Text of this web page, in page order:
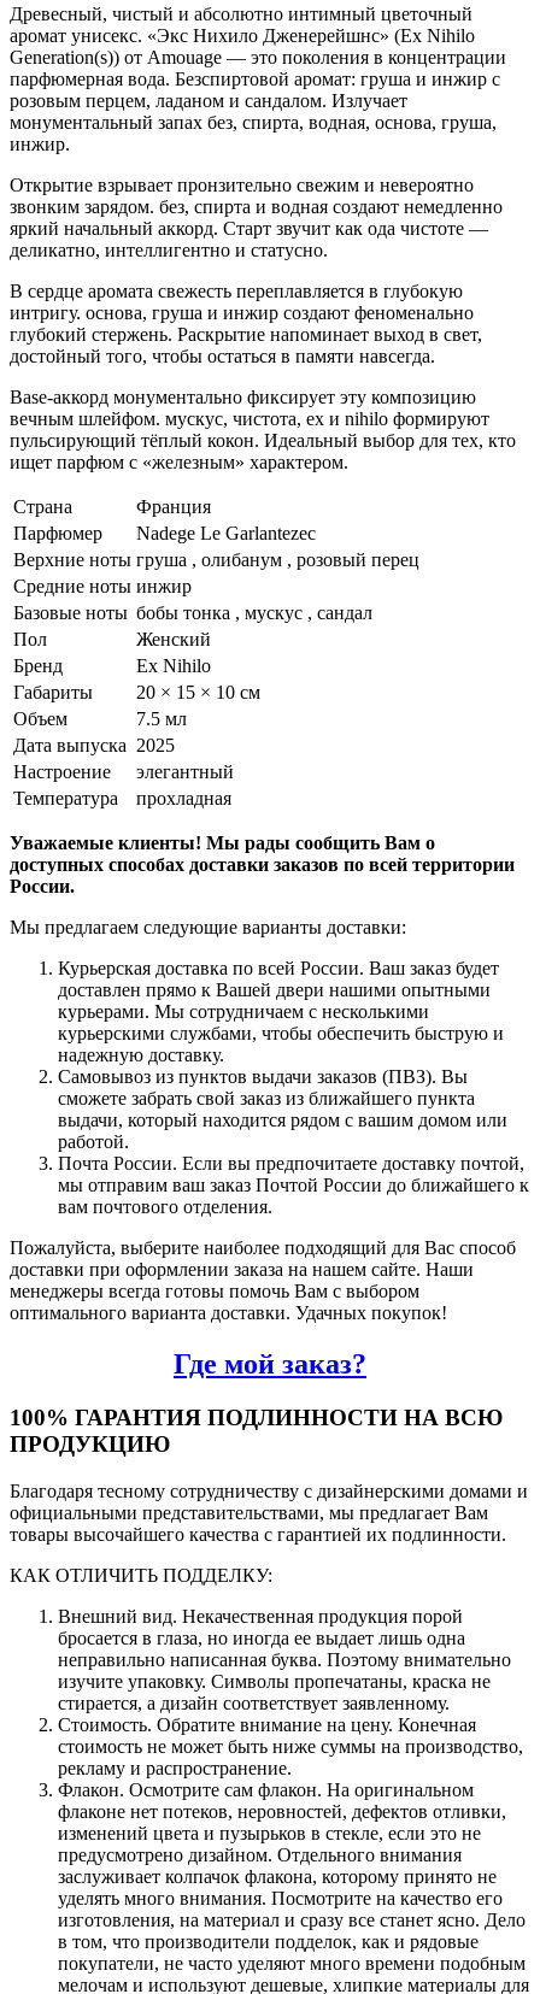
Древесный, чистый и абсолютно интимный цветочный
аромат унисекс. «Экс Нихило Дженерейшнс» (Ex Nihilo
Generation(s)) от Amouage — это поколения в концентрации
парфюмерная вода. Безспиртовой аромат: груша и инжир с
розовым перцем, ладаном и сандалом. Излучает
монументальный запах без, спирта, водная, основа, груша,
инжир.
Открытие взрывает пронзительно свежим и невероятно
звонким зарядом. без, спирта и водная создают немедленно
яркий начальный аккорд. Старт звучит как ода чистоте —
деликатно, интеллигентно и статусно.
В сердце аромата свежесть переплавляется в глубокую
интригу. основа, груша и инжир создают феноменально
глубокий стержень. Раскрытие напоминает выход в свет,
достойный того, чтобы остаться в памяти навсегда.
Base-аккорд монументально фиксирует эту композицию
вечным шлейфом. мускус, чистота, ex и nihilo формируют
пульсирующий тёплый кокон. Идеальный выбор для тех, кто
ищет парфюм с «железным» характером.
Страна
Франция
Парфюмер
Nadege Le Garlantezec
Верхние ноты груша , олибанум , розовый перец
Средние ноты инжир
Базовые ноты бобы тонка , мускус , сандал
Пол
Женский
Бренд
Ex Nihilo
Габариты
20 × 15 × 10 см
Объем
7.5 мл
Дата выпуска 2025
Настроение
элегантный
Температура
прохладная
Уважаемые клиенты! Мы рады сообщить Вам о
доступных способах доставки заказов по всей территории
России.
Мы предлагаем следующие варианты доставки:
Курьерская доставка по всей России. Ваш заказ будет
доставлен прямо к Вашей двери нашими опытными
курьерами. Мы сотрудничаем с несколькими
курьерскими службами, чтобы обеспечить быструю и
надежную доставку.
Самовывоз из пунктов выдачи заказов (ПВЗ). Вы
сможете забрать свой заказ из ближайшего пункта
выдачи, который находится рядом с вашим домом или
работой.
Почта России. Если вы предпочитаете доставку почтой,
мы отправим ваш заказ Почтой России до ближайшего к
вам почтового отделения.
Пожалуйста, выберите наиболее подходящий для Вас способ
доставки при оформлении заказа на нашем сайте. Наши
менеджеры всегда готовы помочь Вам с выбором
оптимального варианта доставки. Удачных покупок!
Где мой заказ?
100% ГАРАНТИЯ ПОДЛИННОСТИ НА ВСЮ
ПРОДУКЦИЮ
Благодаря тесному сотрудничеству с дизайнерскими домами и
официальными представительствами, мы предлагает Вам
товары высочайшего качества с гарантией их подлинности.
КАК ОТЛИЧИТЬ ПОДДЕЛКУ:
Внешний вид. Некачественная продукция порой
бросается в глаза, но иногда ее выдает лишь одна
неправильно написанная буква. Поэтому внимательно
изучите упаковку. Символы пропечатаны, краска не
стирается, а дизайн соответствует заявленному.
Стоимость. Обратите внимание на цену. Конечная
стоимость не может быть ниже суммы на производство,
рекламу и распространение.
Флакон. Осмотрите сам флакон. На оригинальном
флаконе нет потеков, неровностей, дефектов отливки,
изменений цвета и пузырьков в стекле, если это не
предусмотрено дизайном. Отдельного внимания
заслуживает колпачок флакона, которому принято не
уделять много внимания. Посмотрите на качество его
изготовления, на материал и сразу все станет ясно. Дело
в том, что производители подделок, как и рядовые
покупатели, не часто уделяют много времени подобным
мелочам и используют дешевые, хлипкие материалы для